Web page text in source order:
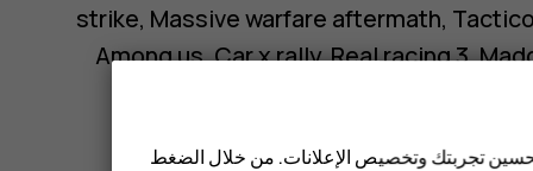
strike, Massive warfare aftermath,
Among us, Car x rally, Real racing 3,
Diablo immortal, Sky, Lego
Torchlight infinite, Nexomon
تحسين تجربتك وتخصيص الإعلانات. من خلال الضغط